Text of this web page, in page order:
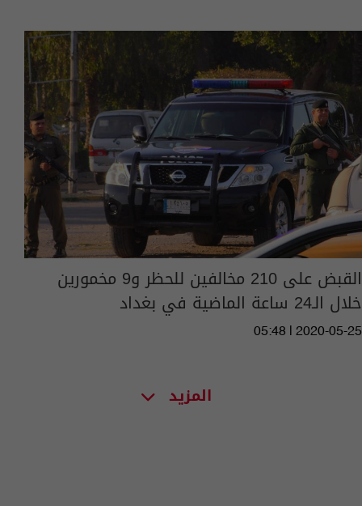
القبض على 210 مخالفين للحظر و9 مخمورين
خلال الـ24 ساعة الماضية في بغداد
05:48 | 2020-05-25
المزيد